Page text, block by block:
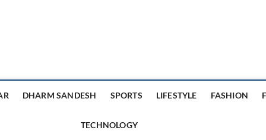
DHARM SANDESH SPORTS LIFESTYLE FASHION
TECHNOLOGY